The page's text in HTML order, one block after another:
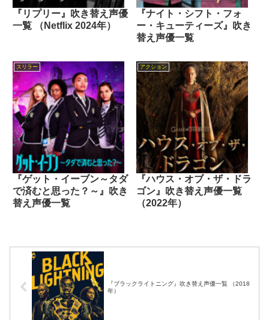
『リプリー』吹き替え声優
一覧 （Netflix 2024年）
『ナイト・シフト・フォ
ー・キューティーズ』吹き
替え声優一覧
スリラー
『ゲット・イーブン～タダ
で済むと思った？～』吹き
替え声優一覧
アクション
『ハウス・オブ・ザ・ドラ
ゴン』吹き替え声優一覧
（2022年）
『ブラックライトニング』吹き替え声優一覧 （2018
年）